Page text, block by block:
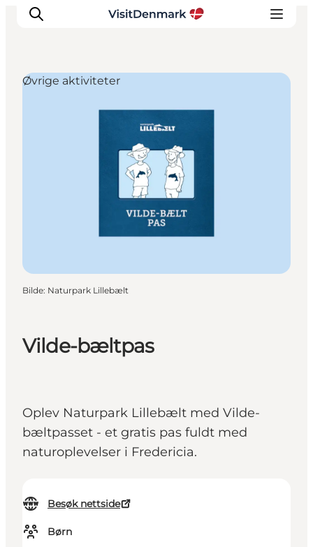
Planlegg reisen
Vilde-bæltpas
Oplev Naturpark Lillebælt med Vilde-
bæltpasset - et gratis pas fuldt med
naturoplevelser i Fredericia.
Besøk nettside
Børn
Øvrige aktiviteter
Bilde: Naturpark Lillebælt